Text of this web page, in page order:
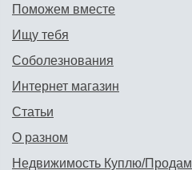
Поможем вместе
Ищу тебя
Соболезнования
Интернет магазин
Статьи
О разном
Недвижимость Куплю/Продам